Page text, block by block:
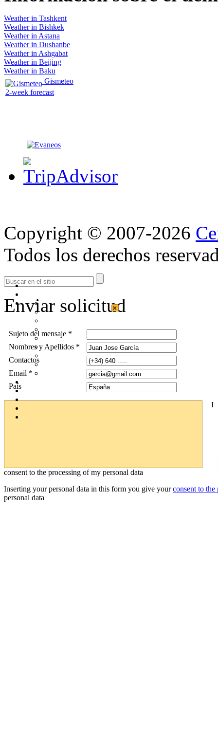
Weather in Tashkent
Weather in Bishkek
Weather in Astana
Weather in Dushanbe
Weather in Ashgabat
Weather in Beijing
Weather in Baku
Gismeteo
2-week forecast
Copyright © 2007-2026
Todos los derechos
Enviar solicitud
Sujeto del mensaje *
Nombres y Apellidos *
Contactos
Email *
País
I
consent to the processing of my personal data
Inserting your personal data in this form you give yourconsent to the
personal data
×